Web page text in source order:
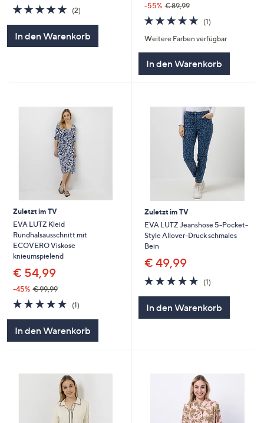
5.0
von
(2)2
In den Warenkorb
-55% € 89,99
5.0
von
5
(1)
Weitere Farben verfügbar
In den Warenkorb
Zuletzt im TV
EVA LUTZ Kleid
Rundhalsausschnitt mit
ECOVERO Viskose
knieumspielend
€ 54,99
-45% € 99,99
5.0
von
(1)1
In den Warenkorb
Zuletzt im TV
EVA LUTZ Jeanshose 5-Pocket-
Style Allover-Druck schmales
Bein
€ 49,99
5.0
von
(1)
In den Warenkorb